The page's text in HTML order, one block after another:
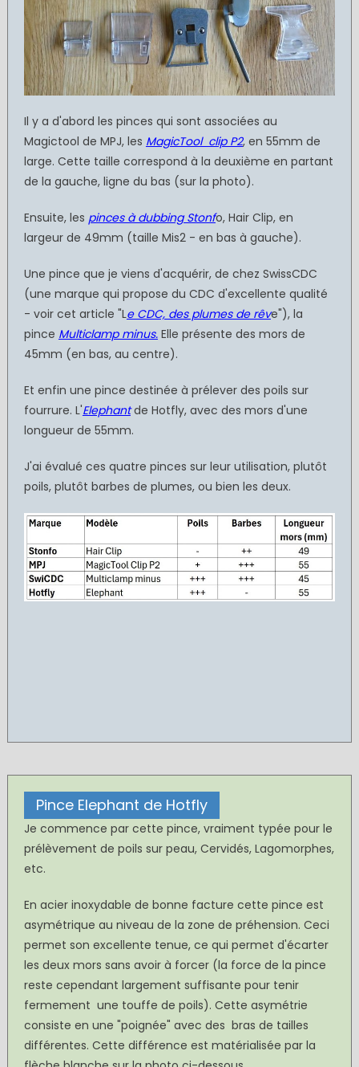
Il y a d'abord les pinces qui sont associées au
Magictool de MPJ, les MagicTool clip P2, en 55mm de
large. Cette taille correspond à la deuxième en partant
de la gauche, ligne du bas (sur la photo).
Ensuite, les pinces à dubbing Stonfo, Hair Clip, en
largeur de 49mm (taille Mis2 - en bas à gauche).
Une pince que je viens d'acquérir, de chez SwissCDC
(une marque qui propose du CDC d'excellente qualité
- voir cet article "Le CDC, des plumes de rêve"), la
pince Multiclamp minus.Elle présente des mors de
45mm (en bas, au centre).
Et enfin une pince destinée à prélever des poils sur
fourrure. L'Elephantde Hotfly, avec des mors d'une
longueur de 55mm.
J'ai évalué ces quatre pinces sur leur utilisation, plutôt
poils, plutôt barbes de plumes, ou bien les deux.
Pince Elephant de Hotfly
Je commence par cette pince, vraiment typée pour le
prélèvement de poils sur peau, Cervidés, Lagomorphes,
etc.
En acier inoxydable de bonne facture cette pince est
asymétrique au niveau de la zone de préhension. Ceci
permet son excellente tenue, ce qui permet d'écarter
les deux mors sans avoir à forcer (la force de la pince
reste cependant largement suffisante pour tenir
fermement une touffe de poils). Cette asymétrie
consiste en une "poignée" avec des bras de tailles
différentes. Cette différence est matérialisée par la